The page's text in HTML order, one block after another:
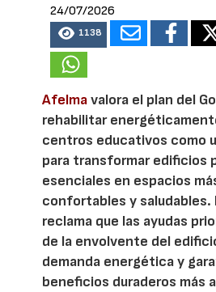
24/07/2026
1138
Afelmavalora el plan del
rehabilitar
centros educativos como
para transformar edificios
esenciales en espacios
confortables y saludables.
reclama que las ayudas
de la envolvente del
demanda energética y
beneficios duraderos más